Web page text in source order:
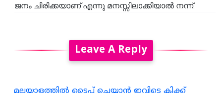
ജനം ചിരിക്കയാണ് എന്നു മനസ്സിലാക്കിയാൽ നന്ന്.
Leave A Reply
മലയാളത്തില്‍ ടൈപ്പ് ചെയ്യാന്‍ ഇവിടെ ക്ലിക്ക്